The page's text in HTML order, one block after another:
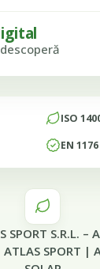
ISO
EN 1176
SPORT S.R.L. –
ATLAS SPORT |